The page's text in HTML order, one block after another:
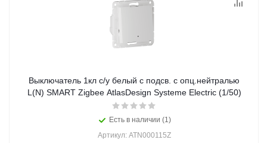
Выключатель 1кл с/у белый с подсв. с опц.нейтралью
L(N) SMART Zigbee AtlasDesign Systeme Electric (1/50)
Есть в наличии (1)
Артикул: ATN000115Z